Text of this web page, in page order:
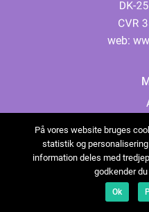
web:
På vores website bruges
statistik og
information deles med
godkender
Ok